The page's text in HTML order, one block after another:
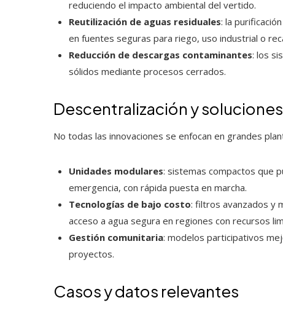
reduciendo el impacto ambiental del vertido.
Reutilización de aguas residuales: la
en fuentes seguras para riego, uso industrial o
Reducción de descargas contaminantes: los
sólidos mediante procesos cerrados.
Descentralización y
No todas las innovaciones se enfocan en grandes
Unidades modulares: sistemas compactos que
emergencia, con rápida puesta en marcha.
Tecnologías de bajo costo: filtros avanzados y
acceso a agua segura en regiones con recursos
Gestión comunitaria: modelos participativos
proyectos.
Casos y datos relevantes